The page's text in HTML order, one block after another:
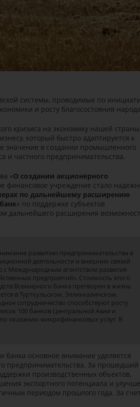
системы, проводимые по
и росту благосостояния
кризиса на экономику нашей страны,
который быстро адаптируется к
значение в создании промышленного
и частного предпринимательства.
«О создании акционерного
финансовое учреждение стало
по дальнейшему расширению
» по поддержке субъектов
дальнейшего расширения
развитию предпринимательства в
деятельности и внешних связей
с Международным агентством развития
предприятий». Стоимость этого
Всемирного банка претворен в жизнь
в Турткульском, Элликкалинском,
сотрудничество способствуют росту
100 банков Центральной Азии и
оказанию микрофинансовых услуг. В
основное внимание уделяется
предпринимательства. За прошедший
производственных объектов,
экспортного потенциала и
периодом прошлого года. За счет